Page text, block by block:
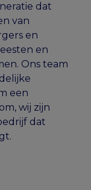
dat
van
en
en
Ons team
een
wij zijn
dat